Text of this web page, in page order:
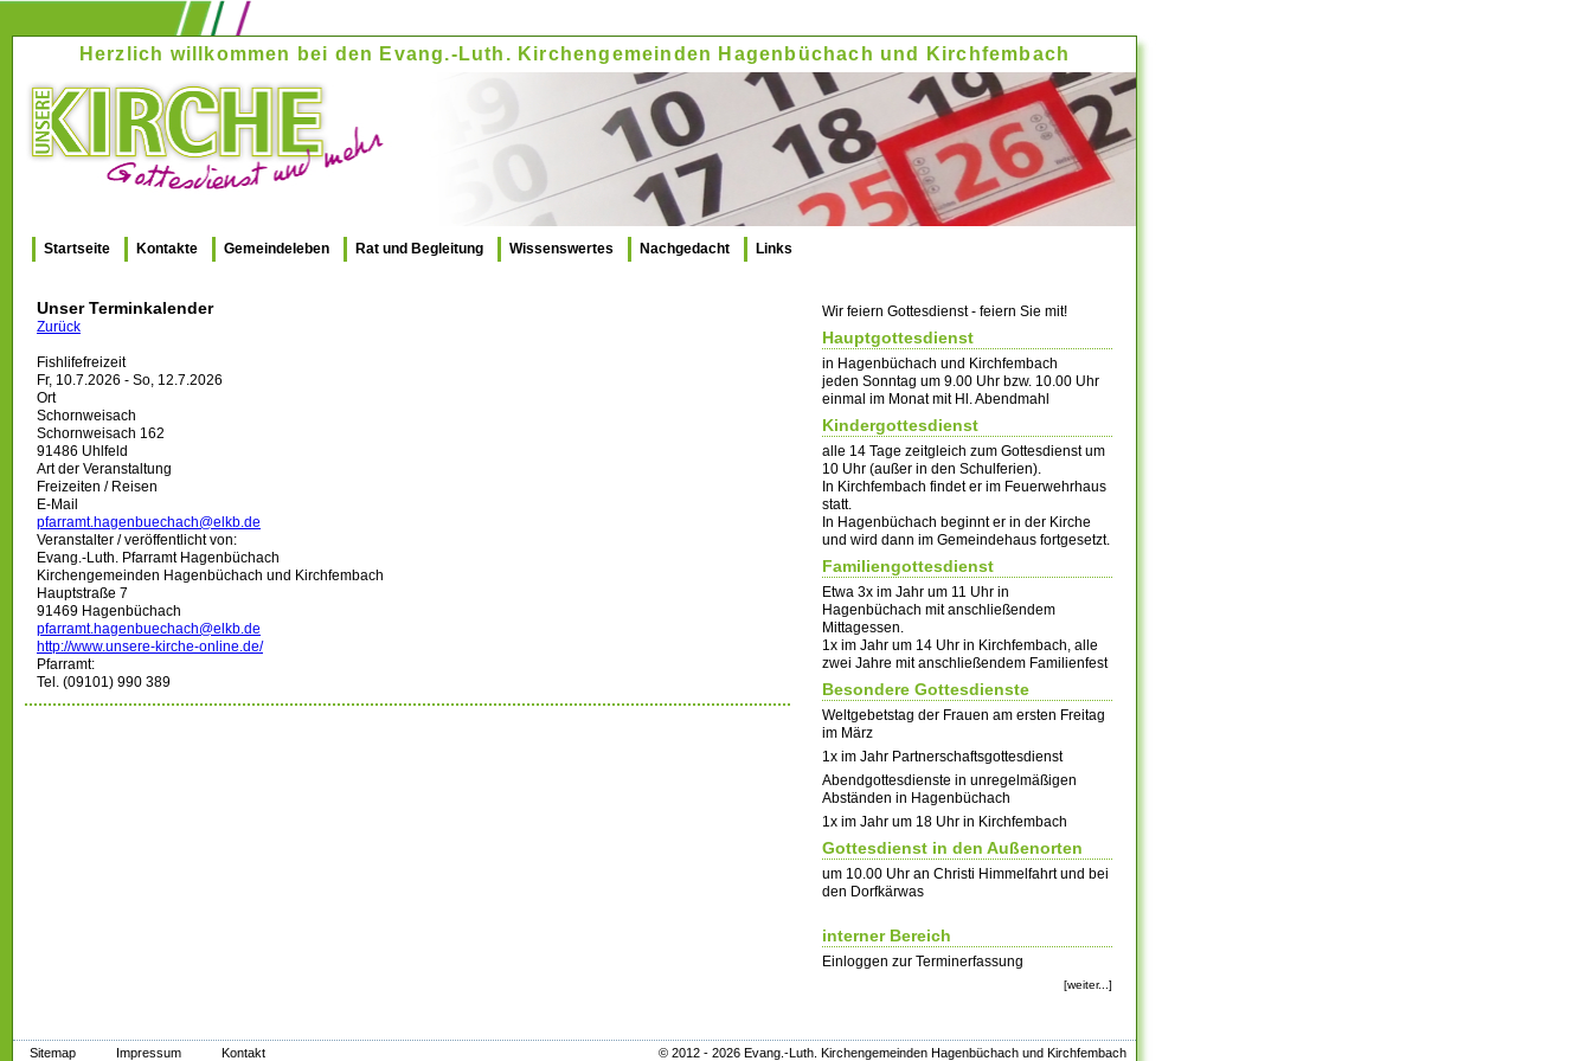
Herzlich willkommen bei den Evang.-Luth. Kirchengemeinden Hagenbüchach und Kirchfembach
Startseite Kontakte Gemeindeleben Rat und Begleitung Wissenswertes Nachgedacht Links
Unser Terminkalender
Zurück
Fishlifefreizeit
Fr, 10.7.2026 - So, 12.7.2026
Ort
Schornweisach
Schornweisach 162
91486 Uhlfeld
Art der Veranstaltung
Freizeiten / Reisen
E-Mail
pfarramt.hagenbuechach@elkb.de
Veranstalter / veröffentlicht von:
Evang.-Luth. Pfarramt Hagenbüchach
Kirchengemeinden Hagenbüchach und Kirchfembach
Hauptstraße 7
91469 Hagenbüchach
pfarramt.hagenbuechach@elkb.de
http://www.unsere-kirche-online.de/
Pfarramt:
Tel. (09101) 990 389
Wir feiern Gottesdienst - feiern Sie mit!
Hauptgottesdienst
in Hagenbüchach und Kirchfembach
jeden Sonntag um 9.00 Uhr bzw. 10.00 Uhr
einmal im Monat mit Hl. Abendmahl
Kindergottesdienst
alle 14 Tage zeitgleich zum Gottesdienst um
10 Uhr (außer in den Schulferien).
In Kirchfembach findet er im Feuerwehrhaus
statt.
In Hagenbüchach beginnt er in der Kirche
und wird dann im Gemeindehaus fortgesetzt.
Familiengottesdienst
Etwa 3x im Jahr um 11 Uhr in
Hagenbüchach mit anschließendem
Mittagessen.
1x im Jahr um 14 Uhr in Kirchfembach, alle
zwei Jahre mit anschließendem Familienfest
Besondere Gottesdienste
Weltgebetstag der Frauen am ersten Freitag
im März
1x im Jahr Partnerschaftsgottesdienst
Abendgottesdienste in unregelmäßigen
Abständen in Hagenbüchach
1x im Jahr um 18 Uhr in Kirchfembach
Gottesdienst in den Außenorten
um 10.00 Uhr an Christi Himmelfahrt und bei
den Dorfkärwas
interner Bereich
Einloggen zur Terminerfassung
[weiter...]
Sitemap Impressum Kontakt © 2012 - 2026 Evang.-Luth. Kirchengemeinden Hagenbüchach und Kirchfembach